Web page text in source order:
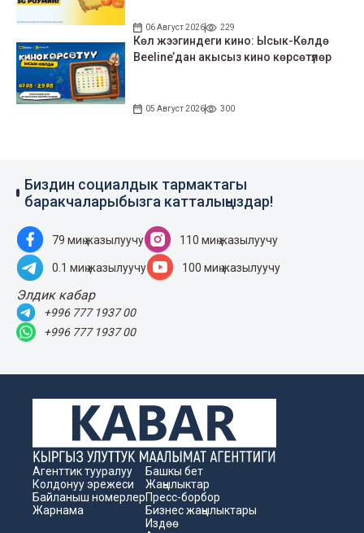
06 Август 2026 229
Көл жээгиндеги кино: Ысык-Көлдө
Beeline’дан акысыз кино көрсөтүлөр
05 Август 2026 300
Биздин социалдык тармактагы
баракчаларыбызга катталыңыздар!
79 миң жазылуучу 110 миң жазылуучу
0.1 миң жазылуучу 100 миң жазылуучу
Элдик кабар
+996 777 1937 00
+996 777 1937 00
Агенттик тууралуу
Колдонуу эрежеси
Байланыш номерлер
Жарнама
Башкы бет
Жаңылыктар
Пресс-борбор
Бизнес жаңылыктары
Издөө